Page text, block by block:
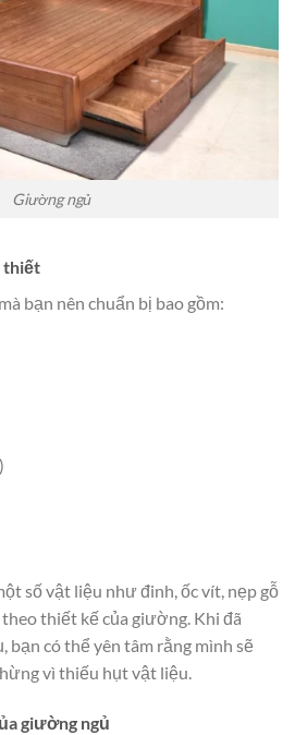
Giường ngủ
thiết
bạn nên chuẩn bị bao gồm:
số vật liệu như đinh, ốc vít, nẹp gỗ
thiết kế của giường. Khi đã
bạn có thể yên tâm rằng mình sẽ
vì thiếu hụt vật liệu.
giường ngủ